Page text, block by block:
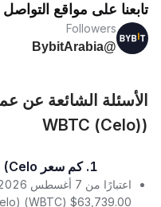
تابعنا على مواقع
Followers
@BybitArabia
WBTC (Celo))
1. كم سعر Celo Bridged WBTC (Celo) اليوم؟